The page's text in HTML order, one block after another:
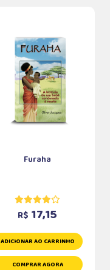
Furaha
R$ 17,15
ADICIONAR AO CARRINHO
COMPRAR AGORA